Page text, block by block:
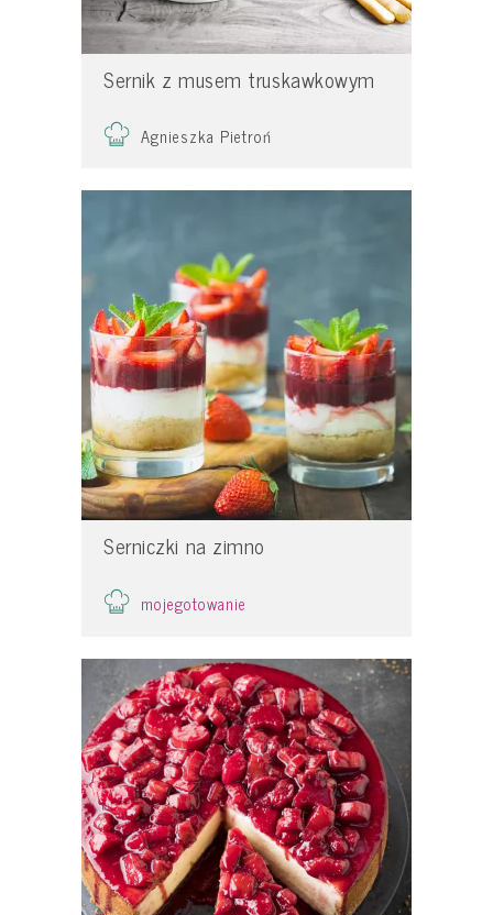
Sernik z musem truskawkowym
Agnieszka Pietroń
Serniczki na zimno
mojegotowanie